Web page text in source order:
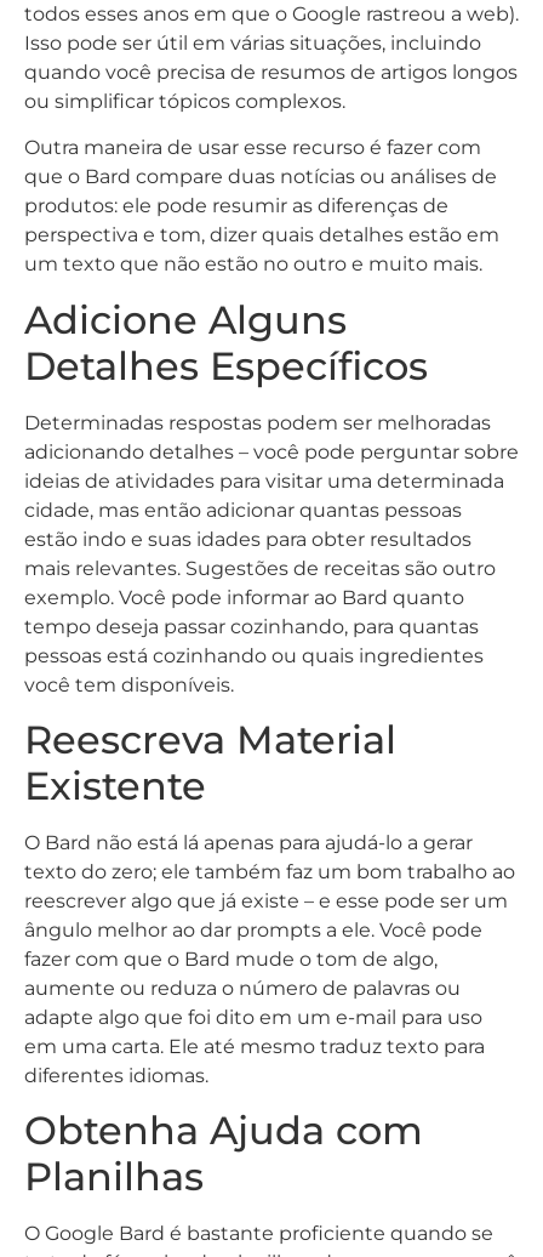
todos esses anos em que o Google rastreou a web).
Isso pode ser útil em várias situações, incluindo
quando você precisa de resumos de artigos longos
ou simplificar tópicos complexos.
Outra maneira de usar esse recurso é fazer com
que o Bard compare duas notícias ou análises de
produtos: ele pode resumir as diferenças de
perspectiva e tom, dizer quais detalhes estão em
um texto que não estão no outro e muito mais.
Adicione Alguns
Detalhes Específicos
Determinadas respostas podem ser melhoradas
adicionando detalhes – você pode perguntar sobre
ideias de atividades para visitar uma determinada
cidade, mas então adicionar quantas pessoas
estão indo e suas idades para obter resultados
mais relevantes. Sugestões de receitas são outro
exemplo. Você pode informar ao Bard quanto
tempo deseja passar cozinhando, para quantas
pessoas está cozinhando ou quais ingredientes
você tem disponíveis.
Reescreva Material
Existente
O Bard não está lá apenas para ajudá-lo a gerar
texto do zero; ele também faz um bom trabalho ao
reescrever algo que já existe – e esse pode ser um
ângulo melhor ao dar prompts a ele. Você pode
fazer com que o Bard mude o tom de algo,
aumente ou reduza o número de palavras ou
adapte algo que foi dito em um e-mail para uso
em uma carta. Ele até mesmo traduz texto para
diferentes idiomas.
Obtenha Ajuda com
Planilhas
O Google Bard é bastante proficiente quando se